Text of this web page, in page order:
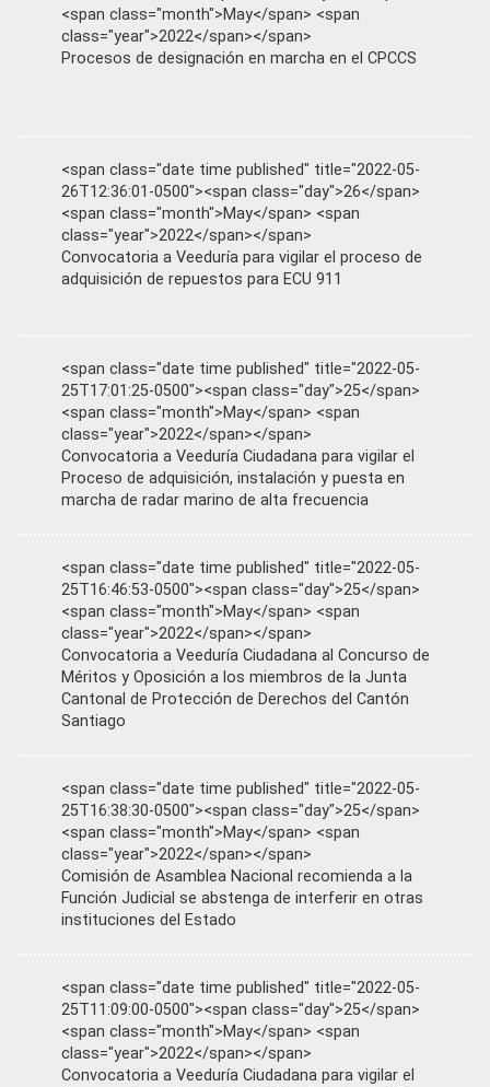
<span class="month">May</span> <span
class="year">2022</span></span>
Procesos de designación en marcha en el CPCCS
<span class="date time published" title="2022-05-
26T12:36:01-0500"><span class="day">26</span>
<span class="month">May</span> <span
class="year">2022</span></span>
Convocatoria a Veeduría para vigilar el proceso de
adquisición de repuestos para ECU 911
<span class="date time published" title="2022-05-
25T17:01:25-0500"><span class="day">25</span>
<span class="month">May</span> <span
class="year">2022</span></span>
Convocatoria a Veeduría Ciudadana para vigilar el
Proceso de adquisición, instalación y puesta en
marcha de radar marino de alta frecuencia
<span class="date time published" title="2022-05-
25T16:46:53-0500"><span class="day">25</span>
<span class="month">May</span> <span
class="year">2022</span></span>
Convocatoria a Veeduría Ciudadana al Concurso de
Méritos y Oposición a los miembros de la Junta
Cantonal de Protección de Derechos del Cantón
Santiago
<span class="date time published" title="2022-05-
25T16:38:30-0500"><span class="day">25</span>
<span class="month">May</span> <span
class="year">2022</span></span>
Comisión de Asamblea Nacional recomienda a la
Función Judicial se abstenga de interferir en otras
instituciones del Estado
<span class="date time published" title="2022-05-
25T11:09:00-0500"><span class="day">25</span>
<span class="month">May</span> <span
class="year">2022</span></span>
Convocatoria a Veeduría Ciudadana para vigilar el